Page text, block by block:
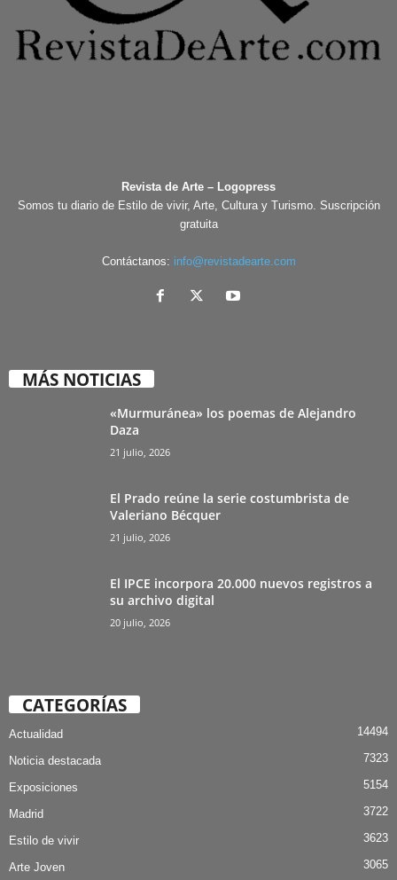
Revista de Arte – Logopress
Somos tu diario de Estilo de vivir, Arte, Cultura y Turismo. Suscripción
gratuita
Contáctanos: info@revistadearte.com
MÁS NOTICIAS
«Murmuránea» los poemas de Alejandro
Daza
21 julio, 2026
El Prado reúne la serie costumbrista de
Valeriano Bécquer
21 julio, 2026
El IPCE incorpora 20.000 nuevos registros a
su archivo digital
20 julio, 2026
CATEGORÍAS
Actualidad 14494
Noticia destacada 7323
Exposiciones 5154
Madrid 3722
Estilo de vivir 3623
Arte Joven 3065